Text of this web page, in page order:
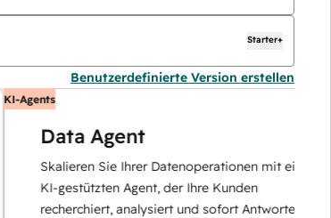
Starter+
Benutzerdefinierte Version erstellen
Data Agent
Skalieren Sie Ihrer Datenoperationen mit einem
KI-gestützten Agent, der Ihre Kunden
recherchiert, analysiert und sofort Antworten